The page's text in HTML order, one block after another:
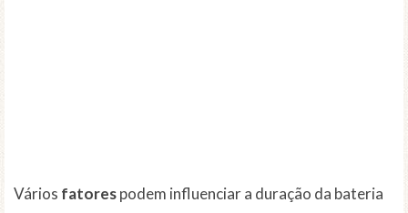
Vários fatorespodem influenciar a duração da bateria